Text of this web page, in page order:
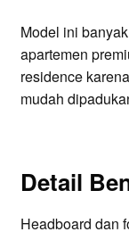
Model ini
apartemen
residence
mudah
Detail
Headboard dan